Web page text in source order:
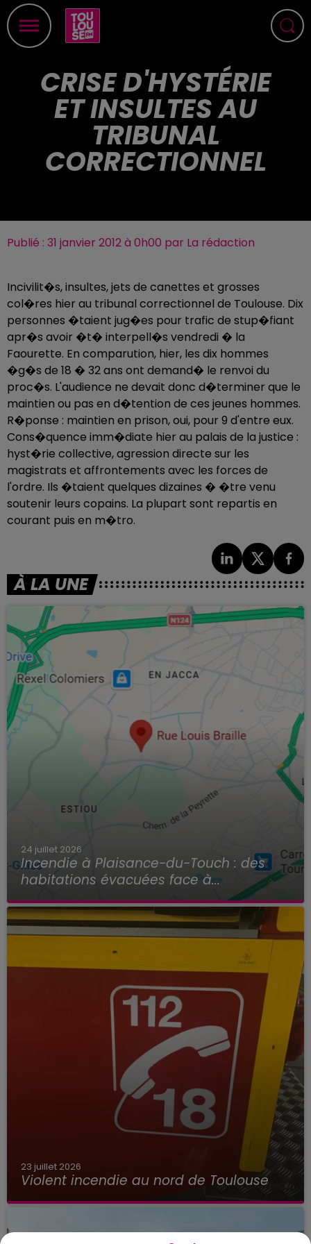
CRISE D'HYSTÉRIE
ET INSULTES AU
TRIBUNAL
CORRECTIONNEL
Publié : 31 janvier 2012 à 0h00 par La rédaction
Incivilit�s, insultes, jets de canettes et grosses
col�res hier au tribunal correctionnel de Toulouse. Dix
personnes �taient jug�es pour trafic de stup�fiant
apr�s avoir �t� interpell�s vendredi � la
Faourette. En comparution, hier, les dix hommes
�g�s de 18 � 32 ans ont demand� le renvoi du
proc�s. L'audience ne devait donc d�terminer que le
maintien ou pas en d�tention de ces jeunes hommes.
R�ponse : maintien en prison, oui, pour 9 d'entre eux.
Cons�quence imm�diate hier au palais de la justice :
hyst�rie collective, agression directe sur les
magistrats et affrontements avec les forces de
l'ordre. Ils �taient quelques dizaines � �tre venu
soutenir leurs copains. La plupart sont repartis en
courant puis en m�tro.
À LA UNE
24 juillet 2026
Incendie à Plaisance-du-Touch : des
habitations évacuées face à...
23 juillet 2026
Violent incendie au nord de Toulouse